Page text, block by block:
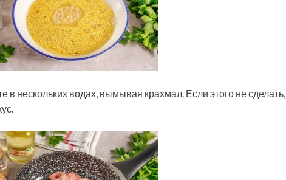
нескольких водах, вымывая крахмал. Если этого не сделать,